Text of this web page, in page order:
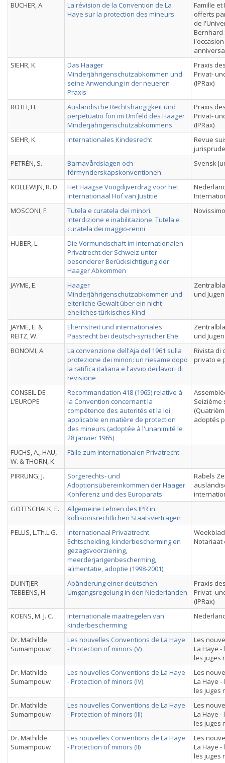
BUCHER, A.
La révision de la Convention de La
Haye sur la protection des mineurs
Famille et
offerts
de
Bernhard
SIEHR, K.
Das Haager
Minderjährigenschutzabkommen und
seine Anwendung in der neueren
Praxis
Praxis
Privat-
(IPRax)
ROTH, H.
Ausländische Rechtshängigkeit und
perpetuatio fori im Umfeld des Haager
Minderjährigenschutzabkommens
Praxis
Privat-
(IPRax)
SIEHR, K.
Internationales Kindesrecht
Revue
PETRÉN, S.
Barnavårdslagen och
förmynderskapskonventionen
Svensk
KOLLEWIJN, R. D.
Het Haagse Voogdijverdrag voor het
Internationaal Hof van Justitie
MOSCONI, F.
Tutela e curatela dei minori.
Interdizione e inabilitazione. Tutela e
curatela dei maggio-renni
HUBER, L.
Die Vormundschaft im internationalen
Privatrecht der Schweiz unter
besonderer Berücksichtigung der
Haager Abkommen
JAYME, E.
Haager
Minderjährigenschutzabkommen und
elterliche Gewalt über ein nicht-
eheliches türkisches Kind
und
JAYME, E. &
REITZ, W.
Elternstreit und internationales
Passrecht bei deutsch-syrischer Ehe
und
BONOMI, A.
La convenzione dell'Aja del 1961 sulla
protezione dei minori: un riesame dopo
la ratifica italiana e l'avvio dei lavori di
revisione
Rivista di
privato e
CONSEIL DE
L'EUROPE
Recommandation 418 (1965) relative à
la Convention concernant la
compétence des autorités et la loi
applicable en matière de protection
des mineurs (adoptée à l'unanimité le
28 janvier 1965)
Seizième
adoptés
FUCHS, A., HAU,
W. & THORN, K.
Fälle zum Internationalen Privatrecht
PIRRUNG, J.
Sorgerechts- und
Adoptionsübereinkommen der Haager
Konferenz und des Europarats
Rabels
GOTTSCHALK, E.
Allgemeine Lehren des IPR in
kollisionsrechtlichen Staatsverträgen
PELLIS, L.Th.L.G.
Internationaal Privaatrecht.
Echtscheiding, kinderbescherming en
gezagsvoorziening,
meerderjarigenbescherming,
alimentatie, adoptie (1998-2001)
Notariaat
DUINTJER
TEBBENS, H.
Abänderung einer deutschen
Umgangsregelung in den Niederlanden
Praxis
Privat-
(IPRax)
KOENS, M. J. C.
Internationale maatregelen van
kinderbescherming
Dr. Mathilde
Sumampouw
Les nouvelles Conventions de La Haye
- Protection of minors (V)
Les
La Haye
les juges
Dr. Mathilde
Sumampouw
Les nouvelles Conventions de La Haye
- Protection of minors (IV)
Les
La Haye
les juges
Dr. Mathilde
Sumampouw
Les nouvelles Conventions de La Haye
- Protection of minors (III)
Les
La Haye
les juges
Dr. Mathilde
Sumampouw
Les nouvelles Conventions de La Haye
- Protection of minors (II)
Les
La Haye
les juges